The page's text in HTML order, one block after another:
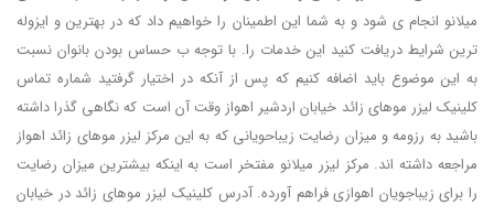
میلانو انجام ی شود و به شما این اطمینان را خواهیم داد که در بهترین و ایزوله
ترین شرایط دریافت کنید این خدمات را. با توجه ب حساس بودن بانوان نسبت
به این موضوع باید اضافه کنیم که پس از آنکه در اختیار گرفتید شماره تماس
کلینیک لیزر موهای زائد خیابان اردشیر اهواز وقت آن است که نگاهی گذرا داشته
باشید به رزومه و میزان رضایت زیباحویانی که به این مرکز لیزر موهای زائد اهواز
مراجعه داشته اند. مرکز لیزر میلانو مفتخر است به اینکه بیشترین میزان رضایت
را برای زیباجویان اهوازی فراهم آورده. آدرس کلینیک لیزر موهای زائد در خیابان